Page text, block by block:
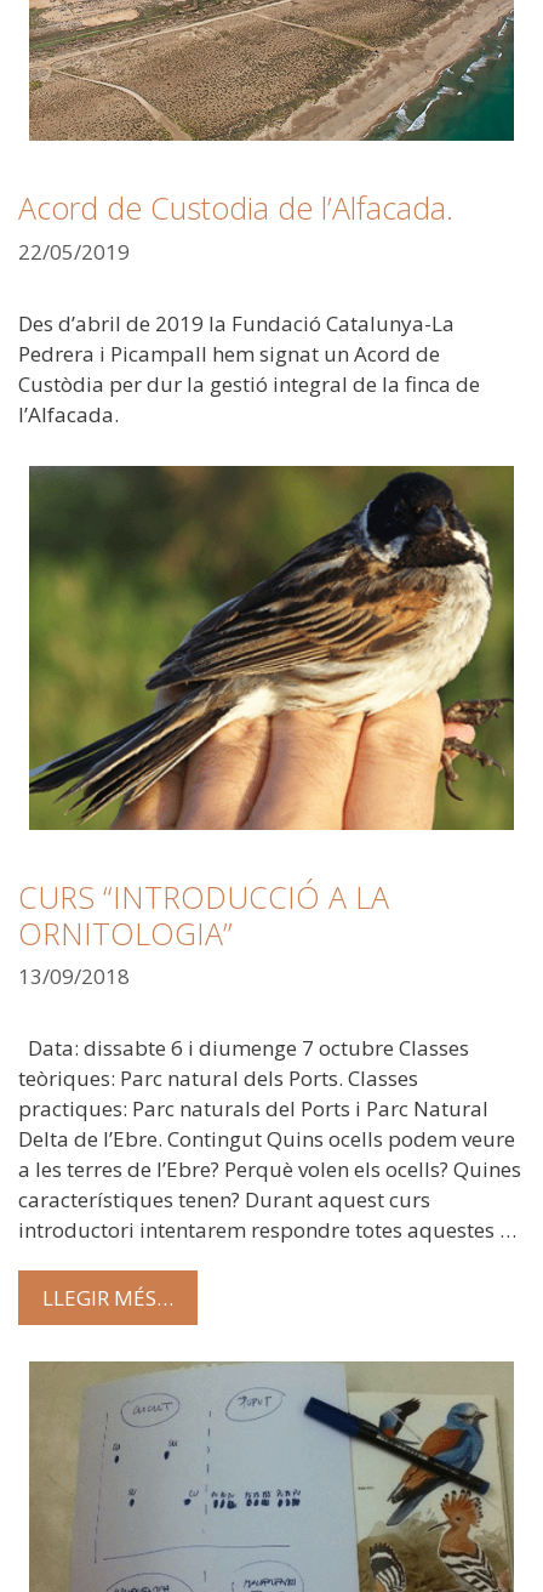
Acord de Custodia de l’Alfacada.
22/05/2019
Des d’abril de 2019 la Fundació Catalunya-La
Pedrera i Picampall hem signat un Acord de
Custòdia per dur la gestió integral de la finca de
l’Alfacada.
CURS “INTRODUCCIÓ A LA
ORNITOLOGIA”
13/09/2018
Data: dissabte 6 i diumenge 7 octubre Classes
teòriques: Parc natural dels Ports. Classes
practiques: Parc naturals del Ports i Parc Natural
Delta de l’Ebre. Contingut Quins ocells podem veure
a les terres de l’Ebre? Perquè volen els ocells? Quines
característiques tenen? Durant aquest curs
introductori intentarem respondre totes aquestes …
LLEGIR MÉS…